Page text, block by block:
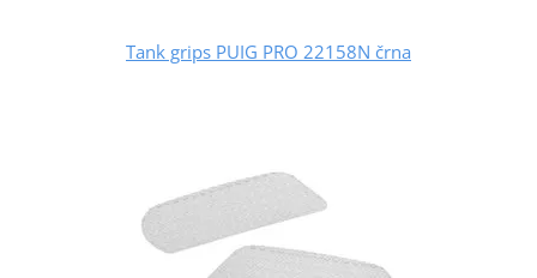
Tank grips PUIG PRO 22158N črna